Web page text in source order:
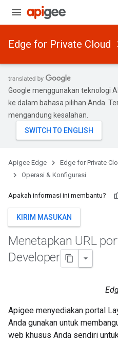
Edge for Private Cloud
Google menggunakan teknologi
ke dalam bahasa pilihan Anda.
mengandung kesalahan.
Apigee Edge Edge for Private
Operasi & Konfigurasi
Apakah informasi ini membantu?
KIRIM MASUKAN
Menetapkan URL
Developer
Apigee menyediakan portal
Anda gunakan untuk
web khusus Anda sendiri